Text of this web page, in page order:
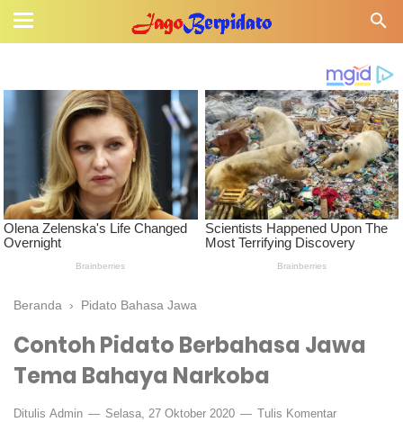
Beranda › Pidato Bahasa Jawa
Contoh Pidato Berbahasa Jawa
Tema Bahaya Narkoba
Ditulis Admin Selasa, 27 Oktober 2020 Tulis Komentar